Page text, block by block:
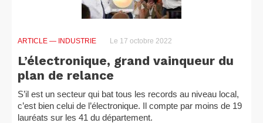
ARTICLE — INDUSTRIE Le 17 octobre 2022
L’électronique, grand vainqueur du
plan de relance
S’il est un secteur qui bat tous les records au niveau local,
c’est bien celui de l’électronique. Il compte par moins de 19
lauréats sur les 41 du département.